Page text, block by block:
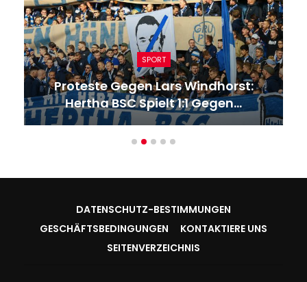
SPORT
Proteste Gegen Lars Windhorst:
Hertha BSC Spielt 1:1 Gegen…
DATENSCHUTZ-BESTIMMUNGEN
GESCHÄFTSBEDINGUNGEN
KONTAKTIERE UNS
SEITENVERZEICHNIS